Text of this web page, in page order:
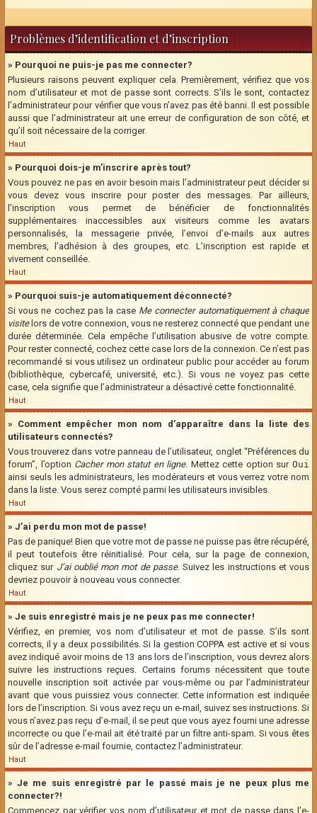
Problèmes d’identification et d’inscription
» Pourquoi ne puis-je pas me connecter?
Plusieurs raisons peuvent expliquer cela. Premièrement, vérifiez que vos
nom d’utilisateur et mot de passe sont corrects. S’ils le sont, contactez
l’administrateur pour vérifier que vous n’avez pas été banni. Il est possible
aussi que l’administrateur ait une erreur de configuration de son côté, et
qu’il soit nécessaire de la corriger.
Haut
» Pourquoi dois-je m’inscrire après tout?
Vous pouvez ne pas en avoir besoin mais l’administrateur peut décider si
vous devez vous inscrire pour poster des messages. Par ailleurs,
l’inscription vous permet de bénéficier de fonctionnalités
supplémentaires inaccessibles aux visiteurs comme les avatars
personnalisés, la messagerie privée, l’envoi d’e-mails aux autres
membres, l’adhésion à des groupes, etc. L’inscription est rapide et
vivement conseillée.
Haut
» Pourquoi suis-je automatiquement déconnecté?
Si vous ne cochez pas la case Me connecter automatiquement à chaque
visitelors de votre connexion, vous ne resterez connecté que pendant une
durée déterminée. Cela empêche l’utilisation abusive de votre compte.
Pour rester connecté, cochez cette case lors de la connexion. Ce n’est pas
recommandé si vous utilisez un ordinateur public pour accéder au forum
(bibliothèque, cybercafé, université, etc.). Si vous ne voyez pas cette
case, cela signifie que l’administrateur a désactivé cette fonctionnalité.
Haut
» Comment empêcher mon nom d’apparaître dans la liste des
utilisateurs connectés?
Vous trouverez dans votre panneau de l’utilisateur, onglet “Préférences du
forum”, l’option Cacher mon statut en ligne. Mettez cette option surOui
ainsi seuls les administrateurs, les modérateurs et vous verrez votre nom
dans la liste. Vous serez compté parmi les utilisateurs invisibles.
Haut
» J’ai perdu mon mot de passe!
Pas de panique! Bien que votre mot de passe ne puisse pas être récupéré,
il peut toutefois être réinitialisé. Pour cela, sur la page de connexion,
cliquez sur J’ai oublié mon mot de passe. Suivez les instructions et vous
devriez pouvoir à nouveau vous connecter.
Haut
» Je suis enregistré mais je ne peux pas me connecter!
Vérifiez, en premier, vos nom d’utilisateur et mot de passe. S’ils sont
corrects, il y a deux possibilités. Si la gestion COPPA est active et si vous
avez indiqué avoir moins de 13 ans lors de l’inscription, vous devrez alors
suivre les instructions reçues. Certains forums nécessitent que toute
nouvelle inscription soit activée par vous-même ou par l’administrateur
avant que vous puissiez vous connecter. Cette information est indiquée
lors de l’inscription. Si vous avez reçu un e-mail, suivez ses instructions. Si
vous n’avez pas reçu d’e-mail, il se peut que vous ayez fourni une adresse
incorrecte ou que l’e-mail ait été traité par un filtre anti-spam. Si vous êtes
sûr de l’adresse e-mail fournie, contactez l’administrateur.
Haut
» Je me suis enregistré par le passé mais je ne peux plus me
connecter?!
Commencez par vérifier vos nom d’utilisateur et mot de passe dans l’e-